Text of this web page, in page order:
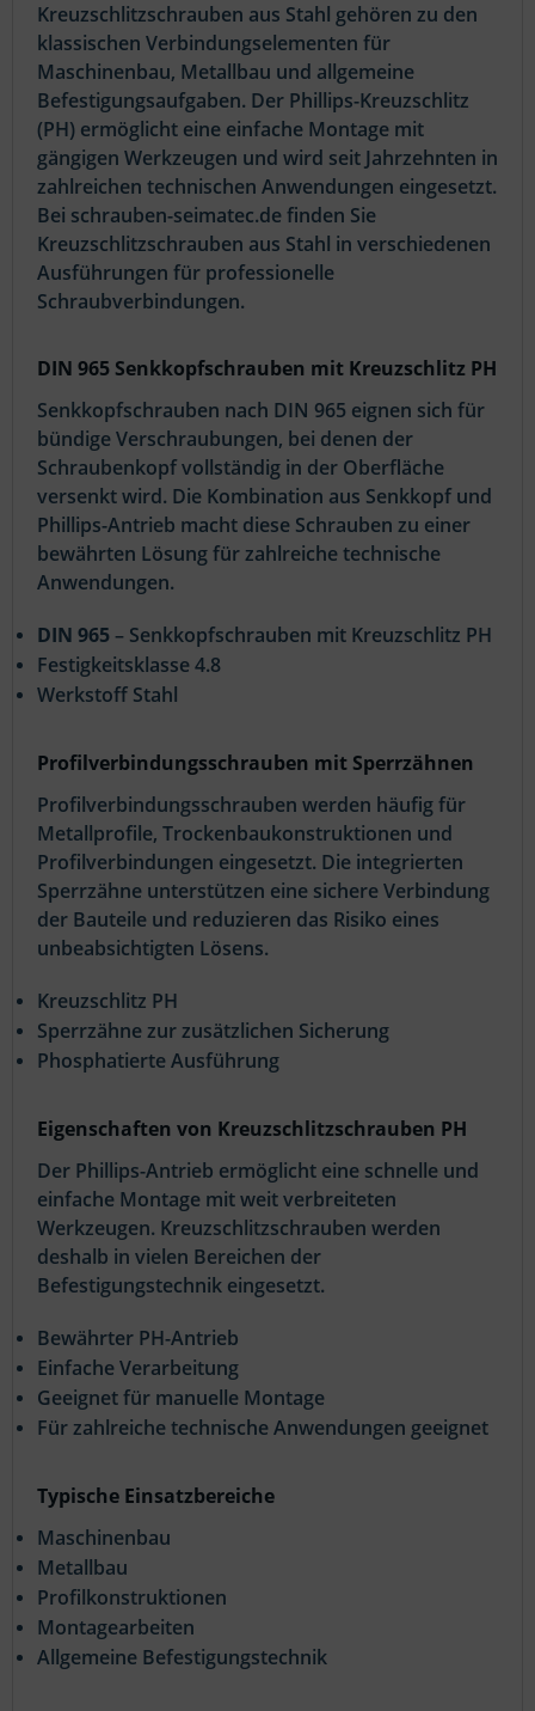
Kreuzschlitzschrauben aus Stahl gehören zu den
klassischen Verbindungselementen für
Maschinenbau, Metallbau und allgemeine
Befestigungsaufgaben. Der Phillips-Kreuzschlitz
(PH) ermöglicht eine einfache Montage mit
gängigen Werkzeugen und wird seit Jahrzehnten in
zahlreichen technischen Anwendungen eingesetzt.
Bei schrauben-seimatec.de finden Sie
Kreuzschlitzschrauben aus Stahl in verschiedenen
Ausführungen für professionelle
Schraubverbindungen.
DIN 965 Senkkopfschrauben mit Kreuzschlitz PH
Senkkopfschrauben nach DIN 965 eignen sich für
bündige Verschraubungen, bei denen der
Schraubenkopf vollständig in der Oberfläche
versenkt wird. Die Kombination aus Senkkopf und
Phillips-Antrieb macht diese Schrauben zu einer
bewährten Lösung für zahlreiche technische
Anwendungen.
DIN 965– Senkkopfschrauben mit Kreuzschlitz PH
Festigkeitsklasse 4.8
Werkstoff Stahl
Profilverbindungsschrauben mit Sperrzähnen
Profilverbindungsschrauben werden häufig für
Metallprofile, Trockenbaukonstruktionen und
Profilverbindungen eingesetzt. Die integrierten
Sperrzähne unterstützen eine sichere Verbindung
der Bauteile und reduzieren das Risiko eines
unbeabsichtigten Lösens.
Kreuzschlitz PH
Sperrzähne zur zusätzlichen Sicherung
Phosphatierte Ausführung
Eigenschaften von Kreuzschlitzschrauben PH
Der Phillips-Antrieb ermöglicht eine schnelle und
einfache Montage mit weit verbreiteten
Werkzeugen. Kreuzschlitzschrauben werden
deshalb in vielen Bereichen der
Befestigungstechnik eingesetzt.
Bewährter PH-Antrieb
Einfache Verarbeitung
Geeignet für manuelle Montage
Für zahlreiche technische Anwendungen geeignet
Typische Einsatzbereiche
Maschinenbau
Metallbau
Profilkonstruktionen
Montagearbeiten
Allgemeine Befestigungstechnik